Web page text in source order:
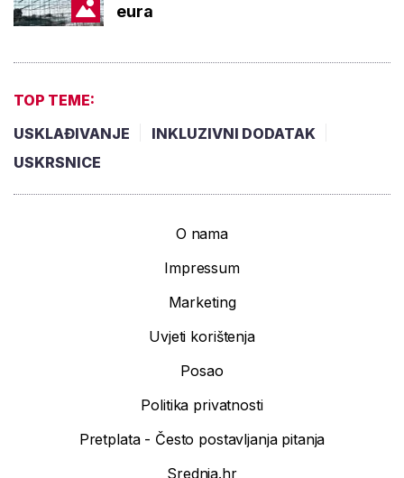
eura
TOP TEME:
USKLAĐIVANJE
INKLUZIVNI DODATAK
USKRSNICE
O nama
Impressum
Marketing
Uvjeti korištenja
Posao
Politika privatnosti
Pretplata - Često postavljanja pitanja
Srednja.hr